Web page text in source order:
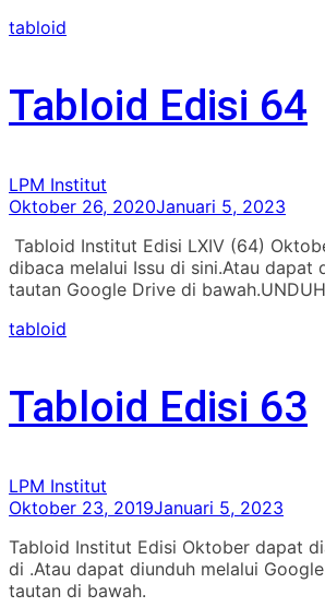
tabloid
Tabloid Edisi 64
LPM Institut
Oktober 26, 2020Januari 5, 2023
Tabloid Institut Edisi LXIV (64)
dibaca melalui Issu di sini.Atau dapat
tautan Google Drive di bawah.UNDUH
tabloid
Tabloid Edisi 63
LPM Institut
Oktober 23, 2019Januari 5, 2023
Tabloid Institut Edisi Oktober dapat
di .Atau dapat diunduh melalui
tautan di bawah.